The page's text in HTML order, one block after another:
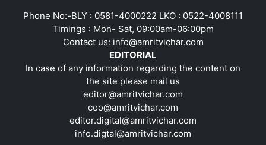
Phone No:-BLY : 0581-4000222 LKO : 0522-4008111
Timings : Mon- Sat, 09:00am-06:00pm
Contact us: info@amritvichar.com
EDITORIAL
In case of any information regarding the content on
the site please mail us
editor@amritvichar.com
coo@amritvichar.com
editor.digital@amritvichar.com
info.digtal@amritvichar.com